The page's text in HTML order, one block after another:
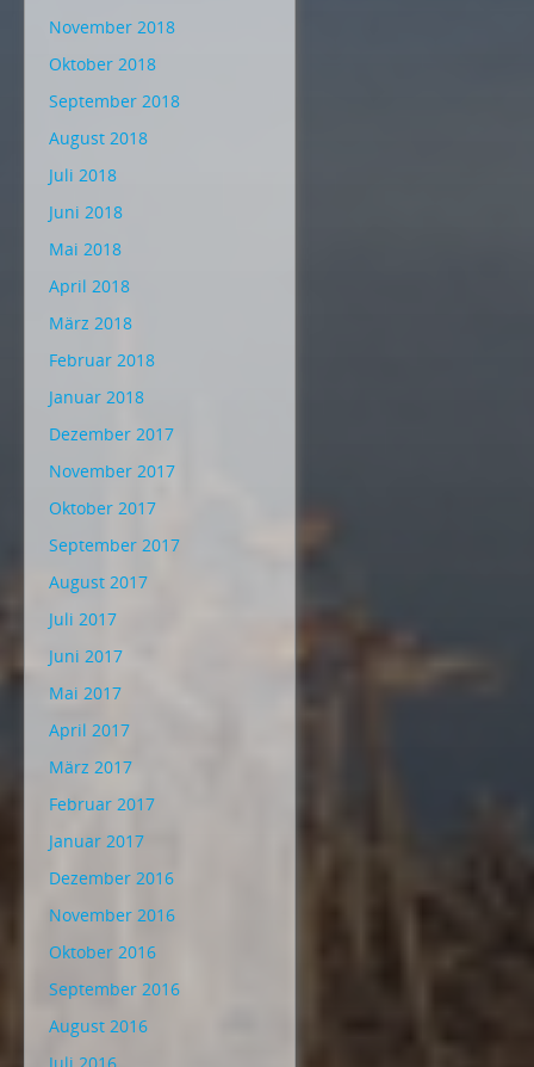
November 2018
Oktober 2018
September 2018
August 2018
Juli 2018
Juni 2018
Mai 2018
April 2018
März 2018
Februar 2018
Januar 2018
Dezember 2017
November 2017
Oktober 2017
September 2017
August 2017
Juli 2017
Juni 2017
Mai 2017
April 2017
März 2017
Februar 2017
Januar 2017
Dezember 2016
November 2016
Oktober 2016
September 2016
August 2016